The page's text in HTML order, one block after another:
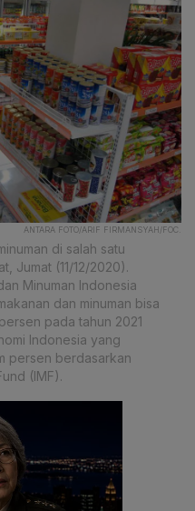
ANTARA FOTO/ARIF FIRMANSYAH/FOC.
di salah satu
Jumat (11/12/2020).
Minuman Indonesia
dan minuman bisa
pada tahun 2021
Indonesia yang
persen berdasarkan
(IMF).